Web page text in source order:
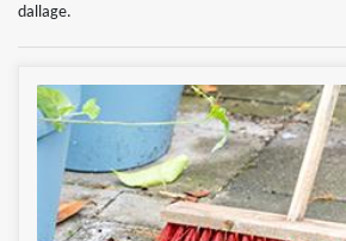
dallage.